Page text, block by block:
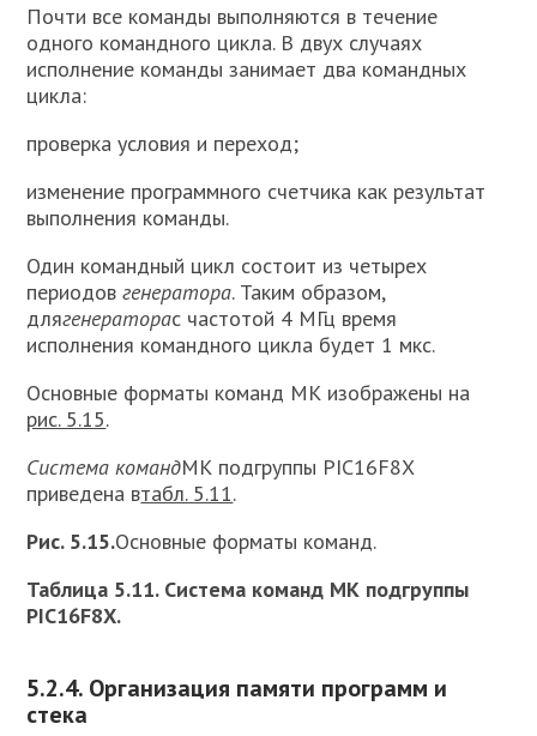
Почти все команды выполняются в течение
одного командного цикла. В двух случаях
исполнение команды занимает два командных
цикла:
проверка условия и переход;
изменение программного счетчика как результат
выполнения команды.
Один командный цикл состоит из четырех
периодовгенератора. Таким образом,
длягенераторас частотой 4 МГц время
исполнения командного цикла будет 1 мкс.
Основные форматы команд МК изображены на
рис. 5.15.
Система командМК подгруппы PIC16F8X
приведена втабл. 5.11.
Рис. 5.15.Основные форматы команд.
Таблица 5.11. Система команд МК подгруппы
PIC16F8X.
5.2.4. Организация памяти программ и
стека